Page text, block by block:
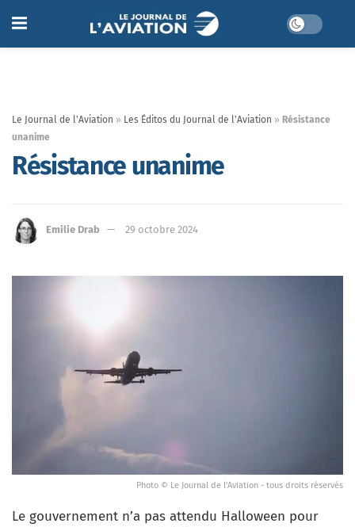
Le Journal de l'Aviation » Les Éditos du Journal de l'Aviation » Résistance
unanime
Résistance unanime
Emilie Drab 29 octobre 2024
Photo © Le Journal de l'Aviation - tous droits réservés
Le gouvernement n’a pas attendu Halloween pour